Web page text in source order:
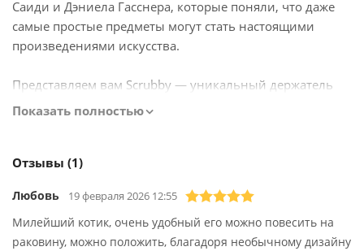
Саиди и Дэниела Гасснера, которые поняли, что даже
самые простые предметы могут стать настоящими
произведениями искусства.
Представляем вам Scrubby — уникальный держатель
для губок в форме милой кошки с девятью жизнями!
который легко моется и долговечен. Его прочные лапки
высыхать и оставаться в чистоте — в ней не будут
накапливаться грязь и бактерии.
Показать полностью
Отзывы (1)
Любовь 19 февраля 2026 12:55
Милейший котик, очень удобный его можно повесить на
раковину, можно положить, благадоря необычному дизайну